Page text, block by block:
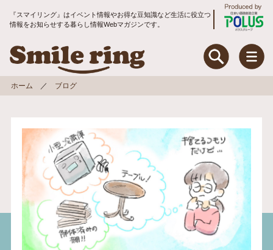
Smile ring
『スマイリング』はイベント情報やお得な豆知識など生活に役立つ
情報をお知らせする暮らし情報Webマガジンです。
Smile ring
住まいのお手入れ&リフォーム
暮らしのお役立ちコラム
地域コミュニティ
トピックス
ホーム ブログ